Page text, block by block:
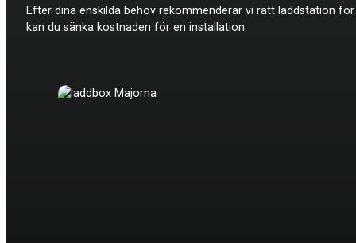
Efter dina enskilda behov rekommenderar vi rätt laddstation
kan du sänka kostnaden för en installation.